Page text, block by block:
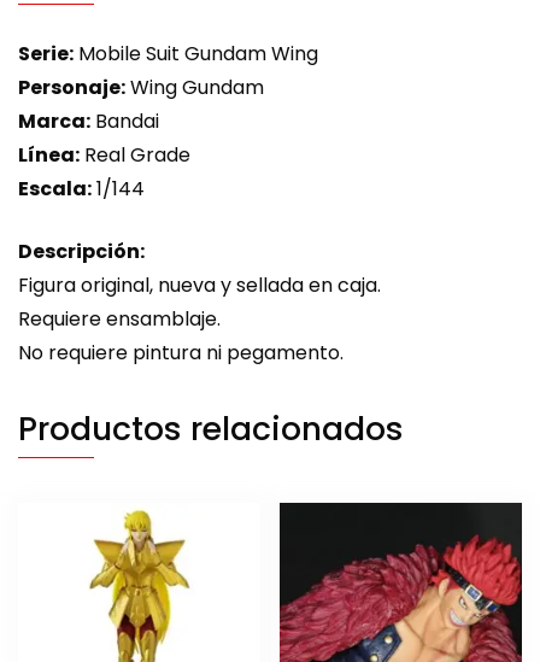
Serie: Mobile Suit Gundam Wing
Personaje:Wing Gundam
Marca: Bandai
Línea: Real Grade
Escala:1/144
Descripción:
Figura original, nueva y sellada en caja.
Requiere ensamblaje.
No requiere pintura ni pegamento.
Productos relacionados